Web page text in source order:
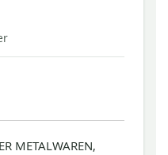
METALWAREN,